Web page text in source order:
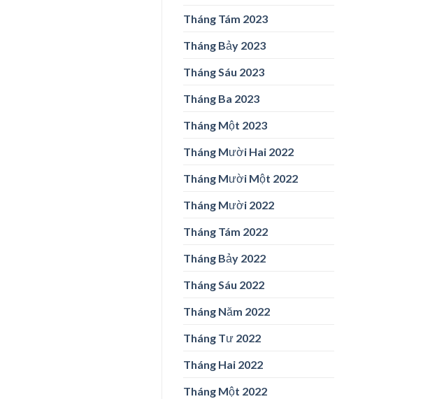
Tháng Tám 2023
Tháng Bảy 2023
Tháng Sáu 2023
Tháng Ba 2023
Tháng Một 2023
Tháng Mười Hai 2022
Tháng Mười Một 2022
Tháng Mười 2022
Tháng Tám 2022
Tháng Bảy 2022
Tháng Sáu 2022
Tháng Năm 2022
Tháng Tư 2022
Tháng Hai 2022
Tháng Một 2022